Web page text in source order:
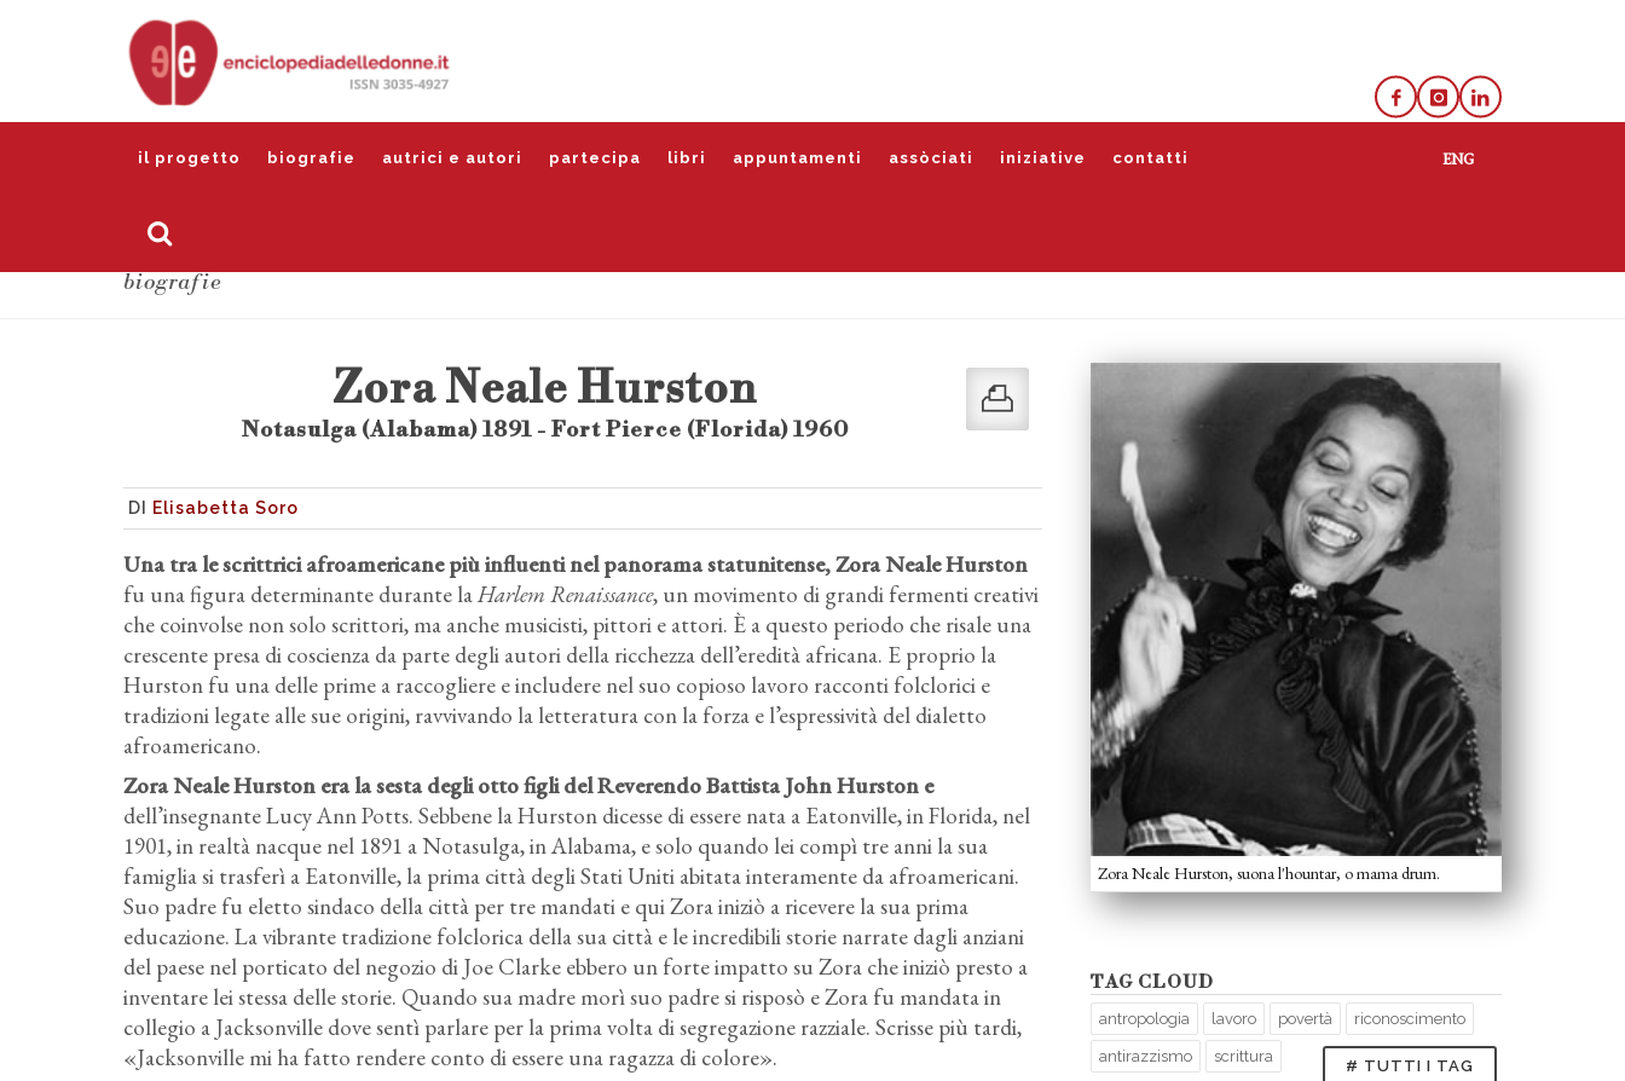
il progetto biografie autrici e autori partecipa libri appuntamenti assòciati iniziative contatti
biografie
Zora Neale Hurston, suona l'hountar, o mama drum.
TAG CLOUD
antropologia lavoro povertà riconoscimento
antirazzismo scrittura
# TUTTI I TAG
Zora Neale Hurston
Notasulga (Alabama) 1891 - Fort Pierce (Florida) 1960
DI Elisabetta Soro
Una tra le scrittrici afroamericane più influenti nel panorama statunitense, Zora Neale Hurston
fu una figura determinante durante laHarlem Renaissance, un movimento di grandi fermenti creativi
che coinvolse non solo scrittori, ma anche musicisti, pittori e attori. È a questo periodo che risale una
crescente presa di coscienza da parte degli autori della ricchezza dell’eredità africana. E proprio la
Hurston fu una delle prime a raccogliere e includere nel suo copioso lavoro racconti folclorici e
tradizioni legate alle sue origini, ravvivando la letteratura con la forza e l’espressività del dialetto
afroamericano.
Zora Neale Hurston era la sesta degli otto figli del Reverendo Battista John Hurston e
dell’insegnante Lucy Ann Potts. Sebbene la Hurston dicesse di essere nata a Eatonville, in Florida, nel
1901, in realtà nacque nel 1891 a Notasulga, in Alabama, e solo quando lei compì tre anni la sua
famiglia si trasferì a Eatonville, la prima città degli Stati Uniti abitata interamente da afroamericani.
Suo padre fu eletto sindaco della città per tre mandati e qui Zora iniziò a ricevere la sua prima
educazione. La vibrante tradizione folclorica della sua città e le incredibili storie narrate dagli anziani
del paese nel porticato del negozio di Joe Clarke ebbero un forte impatto su Zora che iniziò presto a
inventare lei stessa delle storie. Quando sua madre morì suo padre si risposò e Zora fu mandata in
collegio a Jacksonville dove sentì parlare per la prima volta di segregazione razziale. Scrisse più tardi,
«Jacksonville mi ha fatto rendere conto di essere una ragazza di colore».